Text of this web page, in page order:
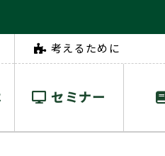
考えるために
セミナー